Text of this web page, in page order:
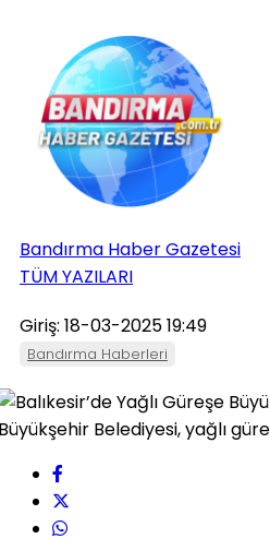
Bandırma Haber Gazetesi
TÜM YAZILARI
Giriş: 18-03-2025 19:49
Bandırma Haberleri